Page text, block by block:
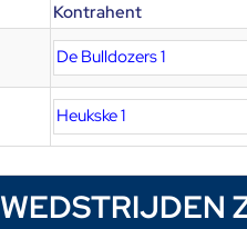
Kontrahent
De Bulldozers 1
Heukske 1
WEDSTRIJDEN